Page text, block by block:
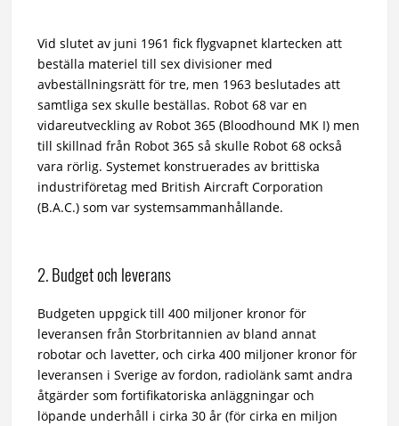
Vid slutet av juni 1961 fick flygvapnet klartecken att
beställa materiel till sex divisioner med
avbeställningsrätt för tre, men 1963 beslutades att
samtliga sex skulle beställas. Robot 68 var en
vidareutveckling av Robot 365 (Bloodhound MK I) men
till skillnad från Robot 365 så skulle Robot 68 också
vara rörlig. Systemet konstruerades av brittiska
industriföretag med British Aircraft Corporation
(B.A.C.) som var systemsammanhållande.
2. Budget och leverans
Budgeten uppgick till 400 miljoner kronor för
leveransen från Storbritannien av bland annat
robotar och lavetter, och cirka 400 miljoner kronor för
leveransen i Sverige av fordon, radiolänk samt andra
åtgärder som fortifikatoriska anläggningar och
löpande underhåll i cirka 30 år (för cirka en miljon